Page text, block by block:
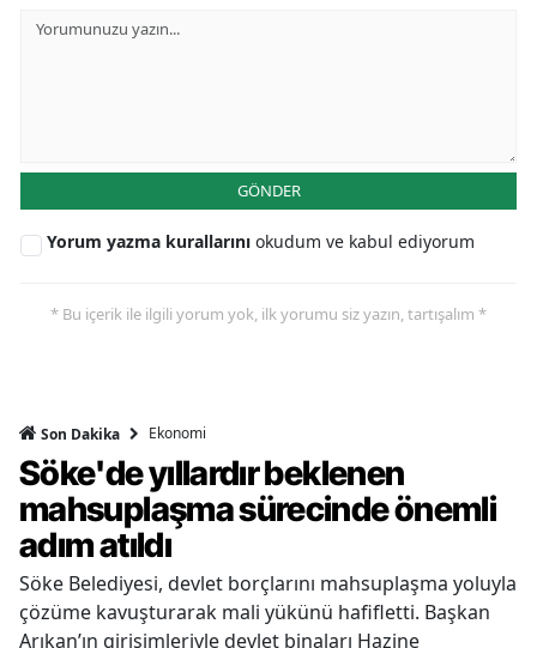
GÖNDER
Yorum yazma kurallarını okudum ve kabul ediyorum
* Bu içerik ile ilgili yorum yok, ilk yorumu siz yazın, tartışalım *
Son Dakika Ekonomi
Söke'de yıllardır beklenen
mahsuplaşma sürecinde önemli
adım atıldı
Söke Belediyesi, devlet borçlarını mahsuplaşma yoluyla
çözüme kavuşturarak mali yükünü hafifletti. Başkan
Arıkan’ın girişimleriyle devlet binaları Hazine